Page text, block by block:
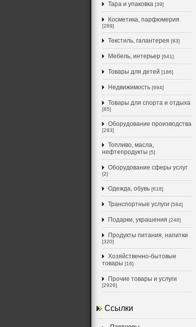
Тара и упаковка [39]
Косметика, парфюмерия
[289]
Текстиль, галантерея [83]
Мебель, интерьер [641]
Товары для детей [186]
Недвижимость [694]
Товары для спорта и отдыха
[85]
Оборудование производства
[283]
Топливо, масла,
нефтепродукты [5]
Оборудование сферы услуг
[2]
Одежда, обувь [618]
Транспортные услуги [584]
Подарки, украшения [248]
Продукты питания, напитки
[320]
Хозяйственно-бытовые
товары [16]
Прочие товары и услуги
[2926]
Ссылки